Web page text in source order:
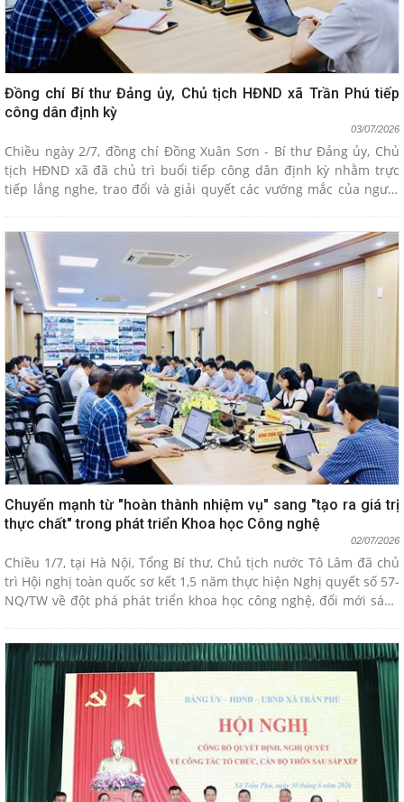
Đồng chí Bí thư Đảng ủy, Chủ tịch HĐND xã Trần Phú tiếp
công dân định kỳ
03/07/2026
Chiều ngày 2/7, đồng chí Đồng Xuân Sơn - Bí thư Đảng ủy, Chủ
tịch HĐND xã đã chủ trì buổi tiếp công dân định kỳ nhằm trực
tiếp lắng nghe, trao đổi và giải quyết các vướng mắc của người
Chuyển mạnh từ "hoàn thành nhiệm vụ" sang "tạo ra giá trị
thực chất" trong phát triển Khoa học Công nghệ
02/07/2026
Chiều 1/7, tại Hà Nội, Tổng Bí thư, Chủ tịch nước Tô Lâm đã chủ
trì Hội nghị toàn quốc sơ kết 1,5 năm thực hiện Nghị quyết số 57-
NQ/TW về đột phá phát triển khoa học công nghệ, đổi mới sáng
thi: phải chuyển mạnh từ tư duy "hoàn thành đầu việc" sang "tạo
ra sản phẩm, giá trị cụ thể".